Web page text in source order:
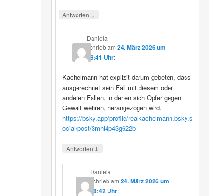
Antworten ↓
Daniela
schriebam 24. März 2026 um
08:41 Uhr:
Kachelmann hat explizit darum gebeten, dass
ausgerechnet sein Fall mit diesem oder
anderen Fällen, in denen sich Opfer gegen
Gewalt wehren, herangezogen wird.
https://bsky.app/profile/realkachelmann.bsky.s
ocial/post/3mhl4p43g622b
Antworten ↓
Daniela
schriebam24. März 2026 um
08:42 Uhr: